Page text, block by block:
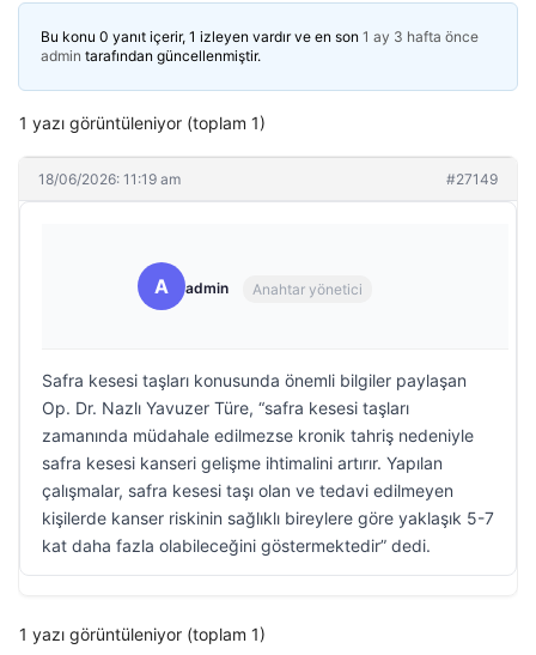
Bu konu 0 yanıt içerir, 1 izleyen vardır ve en son 1 ay 3 hafta önce
admin tarafından güncellenmiştir.
1 yazı görüntüleniyor (toplam 1)
18/06/2026: 11:19 am #27149
A admin Anahtar yönetici
Safra kesesi taşları konusunda önemli bilgiler paylaşan
Op. Dr. Nazlı Yavuzer Türe, “safra kesesi taşları
zamanında müdahale edilmezse kronik tahriş nedeniyle
safra kesesi kanseri gelişme ihtimalini artırır. Yapılan
çalışmalar, safra kesesi taşı olan ve tedavi edilmeyen
kişilerde kanser riskinin sağlıklı bireylere göre yaklaşık 5-7
kat daha fazla olabileceğini göstermektedir” dedi.
1 yazı görüntüleniyor (toplam 1)